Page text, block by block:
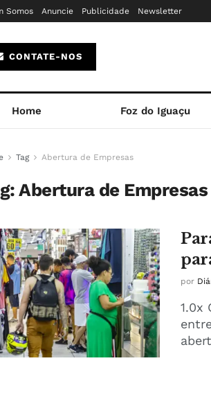
Somos Anuncie Publicidade Newsletter
CONTATE-NOS
Home Foz do Iguaçu
Tag Abertura de Empresas
Abertura de Empresas
por
1.0x